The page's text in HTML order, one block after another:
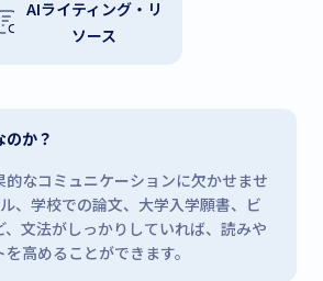
AIライティング・リ
ソース
のか？
なコミュニケーションに欠かせませ
、学校での論文、大学入学願書、ビ
、文法がしっかりしていれば、読みや
高めることができます。